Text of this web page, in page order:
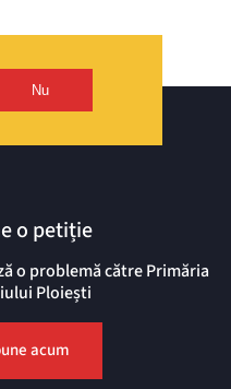
Nu
o petiție
o problemă către Primăria
Ploiești
acum